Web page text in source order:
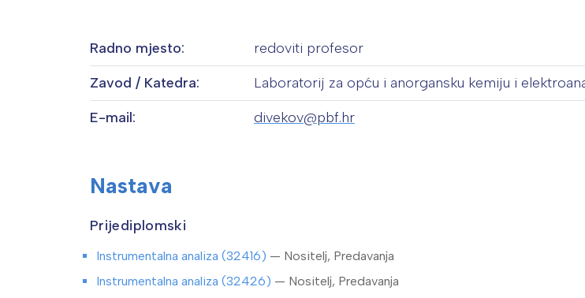
Radno mjesto:
redoviti profesor
Zavod / Katedra:
Laboratorij za opću i anorgansku kemiju i
E-mail:
divekov@pbf.hr
Nastava
Prijediplomski
Instrumentalna analiza (32416) — Nositelj, Predavanja
Instrumentalna analiza (32426) — Nositelj, Predavanja